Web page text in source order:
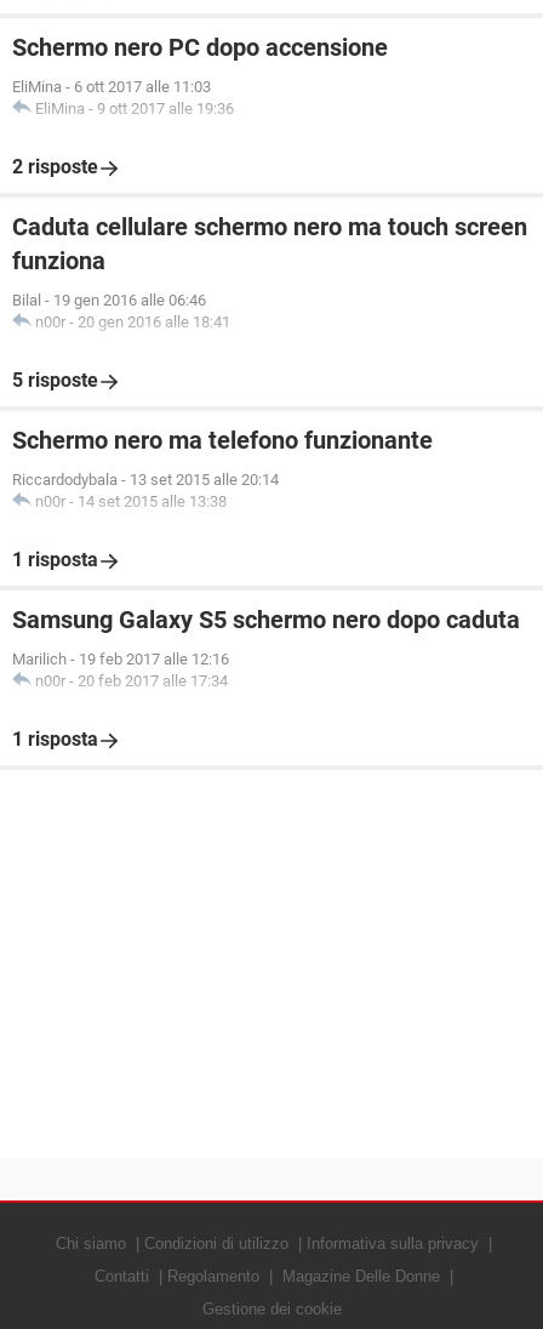
Schermo nero PC dopo accensione
EliMina - 6 ott 2017 alle 11:03
EliMina - 9 ott 2017 alle 19:36
2 risposte
Caduta cellulare schermo nero ma touch screen
funziona
Bilal - 19 gen 2016 alle 06:46
n00r - 20 gen 2016 alle 18:41
5 risposte
Schermo nero ma telefono funzionante
Riccardodybala - 13 set 2015 alle 20:14
n00r - 14 set 2015 alle 13:38
1 risposta
Samsung Galaxy S5 schermo nero dopo caduta
Marilich - 19 feb 2017 alle 12:16
n00r - 20 feb 2017 alle 17:34
1 risposta
Chi siamo Condizioni di utilizzo
Informativa sulla privacy
Contatti
Regolamento
Magazine Delle Donne
Gestione dei cookie